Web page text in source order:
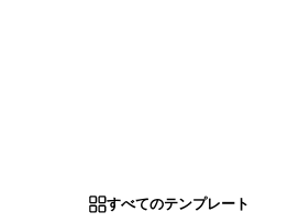
すべてのテンプレート